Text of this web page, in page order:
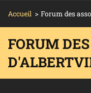
Accueil > Forum des
FORUM